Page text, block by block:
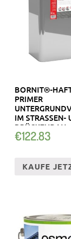
BORNIT®-
PRIMER
IM STRASSEN-
RÜCKENBAU
€122.83
KAUFE